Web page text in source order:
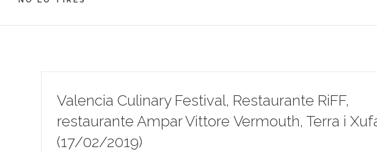
Valencia Culinary Festival, Restaurante RiFF,
restaurante Ampar Vittore Vermouth, Terra i
(17/02/2019)